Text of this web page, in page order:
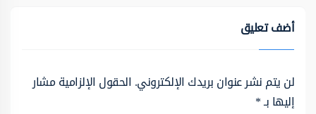
أضف تعليق
لن يتم نشر عنوان بريدك الإلكتروني. الحقول الإلزامية مشار
إليها بـ*